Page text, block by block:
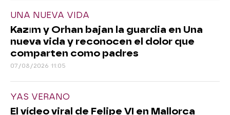
UNA NUEVA VIDA
Kazım y Orhan bajan la guardia en Una
nueva vida y reconocen el dolor que
comparten como padres
07/08/2026 11:05
YAS VERANO
El vídeo viral de Felipe VI en Mallorca